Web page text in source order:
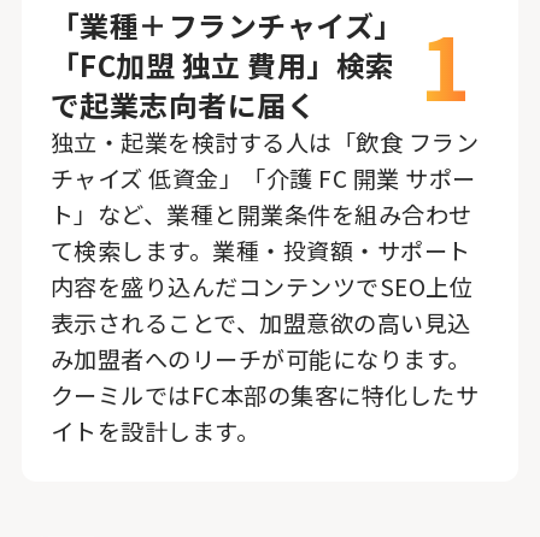
「業種＋フランチャイズ」
「FC加盟 独立 費用」検索
で起業志向者に届く
1
独立・起業を検討する人は「飲食 フラン
チャイズ 低資金」「介護 FC 開業 サポー
ト」など、業種と開業条件を組み合わせ
て検索します。業種・投資額・サポート
内容を盛り込んだコンテンツでSEO上位
表示されることで、加盟意欲の高い見込
み加盟者へのリーチが可能になります。
クーミルではFC本部の集客に特化したサ
イトを設計します。